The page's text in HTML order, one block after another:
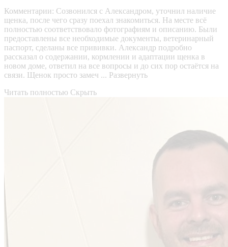
Комментарии: Созвонился с Александром, уточнил наличие
щенка, после чего сразу поехал знакомиться. На месте всё
полностью соответствовало фотографиям и описанию. Были
предоставлены все необходимые документы, ветеринарный
паспорт, сделаны все прививки. Александр подробно
рассказал о содержании, кормлении и адаптации щенка в
новом доме, ответил на все вопросы и до сих пор остаётся на
связи. Щенок просто замеч ... Развернуть
Читать полностью Скрыть